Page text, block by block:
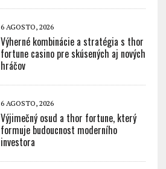
6 AGOSTO, 2026
Výherné kombinácie a stratégia s thor
fortune casino pre skúsených aj nových
hráčov
6 AGOSTO, 2026
Výjimečný osud a thor fortune, který
formuje budoucnost moderního
investora